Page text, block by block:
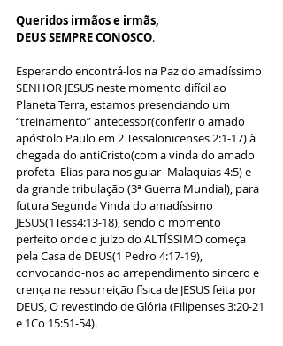
Queridos irmãos e irmãs,
DEUS SEMPRE CONOSCO.
Esperando encontrá-los na Paz do amadíssimo
SENHOR JESUS neste momento difícil ao
Planeta Terra, estamos presenciando um
“treinamento” antecessor(conferir o amado
apóstolo Paulo em 2 Tessalonicenses 2:1-17) à
chegada do antiCristo(com a vinda do amado
profeta  Elias para nos guiar- Malaquias 4:5) e
da grande tribulação (3ª Guerra Mundial), para
futura Segunda Vinda do amadíssimo
JESUS(1Tess4:13-18), sendo o momento
perfeito onde o juízo do ALTÍSSIMO começa
pela Casa de DEUS(1 Pedro 4:17-19),
convocando-nos ao arrependimento sincero e
crença na ressurreição física de JESUS feita por
DEUS, O revestindo de Glória (Filipenses 3:20-21
e 1Co 15:51-54).